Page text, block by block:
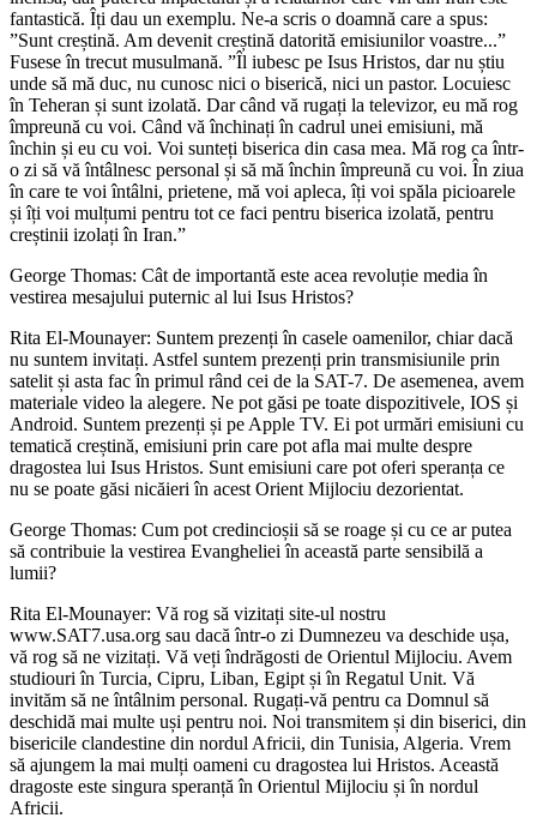
fantastică. Îți dau un exemplu. Ne-a scris o doamnă care a spus:
”Sunt creștină. Am devenit creștină datorită emisiunilor voastre...”
Fusese în trecut musulmană. ”Îl iubesc pe Isus Hristos, dar nu știu
unde să mă duc, nu cunosc nici o biserică, nici un pastor. Locuiesc
în Teheran și sunt izolată. Dar când vă rugați la televizor, eu mă rog
împreună cu voi. Când vă închinați în cadrul unei emisiuni, mă
închin și eu cu voi. Voi sunteți biserica din casa mea. Mă rog ca într-
o zi să vă întâlnesc personal și să mă închin împreună cu voi. În ziua
în care te voi întâlni, prietene, mă voi apleca, îți voi spăla picioarele
și îți voi mulțumi pentru tot ce faci pentru biserica izolată, pentru
creștinii izolați în Iran.”
George Thomas: Cât de importantă este acea revoluție media în
vestirea mesajului puternic al lui Isus Hristos?
Rita El-Mounayer: Suntem prezenți în casele oamenilor, chiar dacă
nu suntem invitați. Astfel suntem prezenți prin transmisiunile prin
satelit și asta fac în primul rând cei de la SAT-7. De asemenea, avem
materiale video la alegere. Ne pot găsi pe toate dispozitivele, IOS și
Android. Suntem prezenți și pe Apple TV. Ei pot urmări emisiuni cu
tematică creștină, emisiuni prin care pot afla mai multe despre
dragostea lui Isus Hristos. Sunt emisiuni care pot oferi speranța ce
nu se poate găsi nicăieri în acest Orient Mijlociu dezorientat.
George Thomas: Cum pot credincioșii să se roage și cu ce ar putea
să contribuie la vestirea Evangheliei în această parte sensibilă a
lumii?
Rita El-Mounayer: Vă rog să vizitați site-ul nostru
www.SAT7.usa.org sau dacă într-o zi Dumnezeu va deschide ușa,
vă rog să ne vizitați. Vă veți îndrăgosti de Orientul Mijlociu. Avem
studiouri în Turcia, Cipru, Liban, Egipt și în Regatul Unit. Vă
invităm să ne întâlnim personal. Rugați-vă pentru ca Domnul să
deschidă mai multe uși pentru noi. Noi transmitem și din biserici, din
bisericile clandestine din nordul Africii, din Tunisia, Algeria. Vrem
să ajungem la mai mulți oameni cu dragostea lui Hristos. Această
dragoste este singura speranță în Orientul Mijlociu și în nordul
Africii.